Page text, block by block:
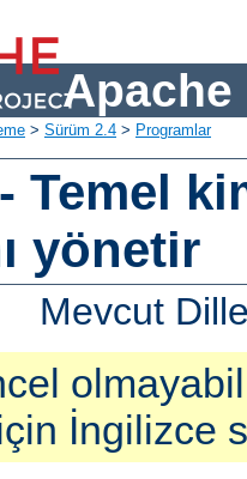
Apache
> Sürüm 2.4 > Programlar
Temel
yönetir
Mevcut
İngilizce